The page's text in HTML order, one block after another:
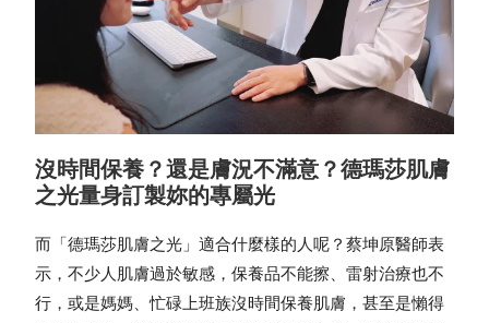
沒時間保養？還是膚況不滿意？德瑪莎肌膚
之光量身訂製妳的專屬光
而「德瑪莎肌膚之光」適合什麼樣的人呢？蔡坤原醫師表
示，不少人肌膚過於敏感，保養品不能擦、雷射治療也不
行，或是媽媽、忙碌上班族沒時間保養肌膚，甚至是懶得